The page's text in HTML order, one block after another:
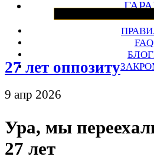
FAQ
27 лет оппозиту
9 апр 2026
Ура, мы
27 лет